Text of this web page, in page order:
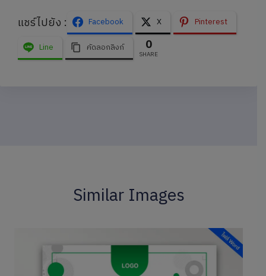
แชร์ไปยัง :
Facebook X
Pinterest
Line
คัดลอกลิงก์ 0
SHARE
Similar Images